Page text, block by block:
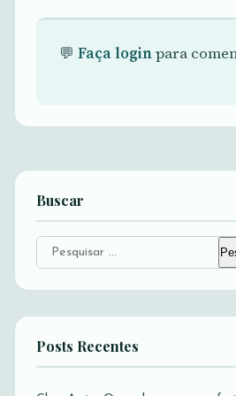
💬 Faça loginpara
Buscar
Pesquisar
por:
Posts Recentes